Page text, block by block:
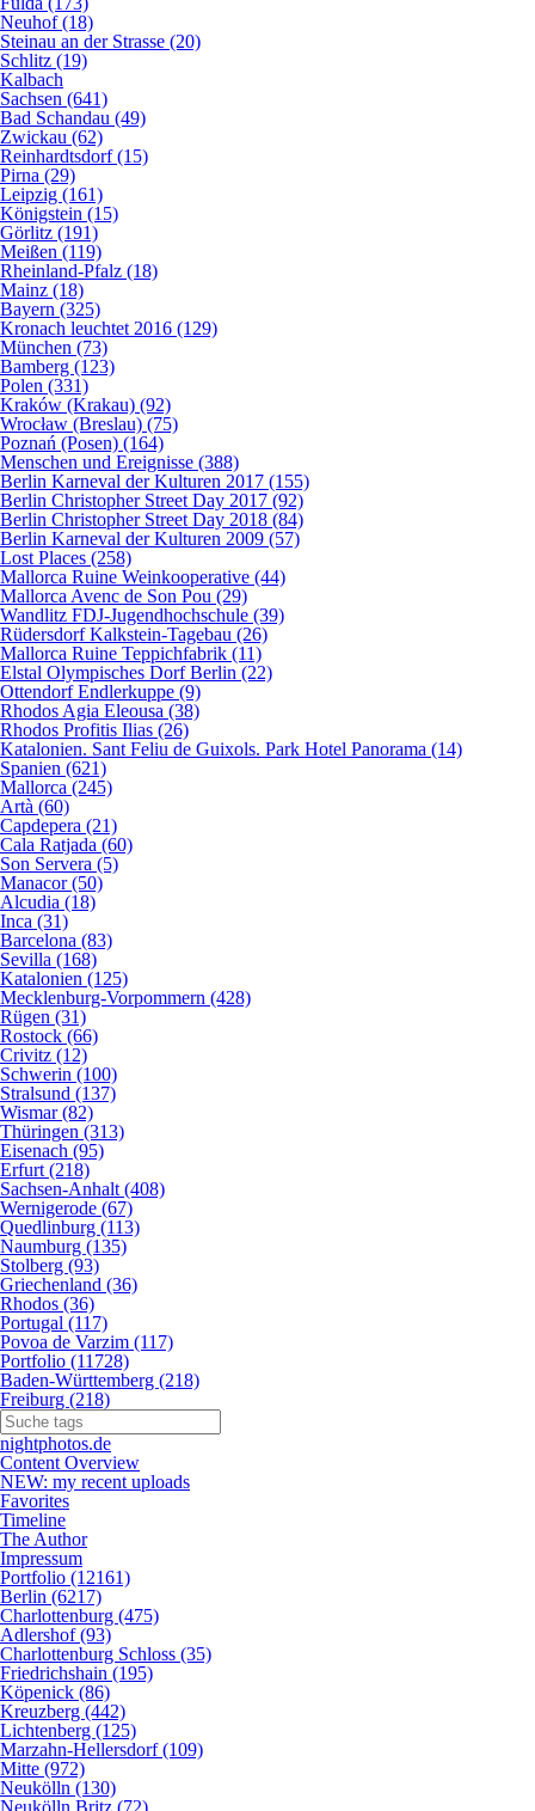
Neuhof (18)
Steinau an der Strasse (20)
Schlitz (19)
Kalbach
Sachsen (641)
Bad Schandau (49)
Zwickau (62)
Reinhardtsdorf (15)
Pirna (29)
Leipzig (161)
Königstein (15)
Görlitz (191)
Meißen (119)
Rheinland-Pfalz (18)
Mainz (18)
Bayern (325)
Kronach leuchtet 2016 (129)
München (73)
Bamberg (123)
Polen (331)
Kraków (Krakau) (92)
Wrocław (Breslau) (75)
Poznań (Posen) (164)
Menschen und Ereignisse (388)
Berlin Karneval der Kulturen 2017 (155)
Berlin Christopher Street Day 2017 (92)
Berlin Christopher Street Day 2018 (84)
Berlin Karneval der Kulturen 2009 (57)
Lost Places (258)
Mallorca Ruine Weinkooperative (44)
Mallorca Avenc de Son Pou (29)
Wandlitz FDJ-Jugendhochschule (39)
Rüdersdorf Kalkstein-Tagebau (26)
Mallorca Ruine Teppichfabrik (11)
Elstal Olympisches Dorf Berlin (22)
Ottendorf Endlerkuppe (9)
Rhodos Agia Eleousa (38)
Rhodos Profitis Ilias (26)
Katalonien. Sant Feliu de Guixols. Park Hotel Panorama (14)
Spanien (621)
Mallorca (245)
Artà (60)
Capdepera (21)
Cala Ratjada (60)
Son Servera (5)
Manacor (50)
Alcudia (18)
Inca (31)
Barcelona (83)
Sevilla (168)
Katalonien (125)
Mecklenburg-Vorpommern (428)
Rügen (31)
Rostock (66)
Crivitz (12)
Schwerin (100)
Stralsund (137)
Wismar (82)
Thüringen (313)
Eisenach (95)
Erfurt (218)
Sachsen-Anhalt (408)
Wernigerode (67)
Quedlinburg (113)
Naumburg (135)
Stolberg (93)
Griechenland (36)
Rhodos (36)
Portugal (117)
Povoa de Varzim (117)
Portfolio (11728)
Baden-Württemberg (218)
Freiburg (218)
nightphotos.de
Content Overview
NEW: my recent uploads
Favorites
Timeline
The Author
Impressum
Portfolio (12161)
Berlin (6217)
Charlottenburg (475)
Adlershof (93)
Charlottenburg Schloss (35)
Friedrichshain (195)
Köpenick (86)
Kreuzberg (442)
Lichtenberg (125)
Marzahn-Hellersdorf (109)
Mitte (972)
Neukölln (130)
Neukölln Britz (72)